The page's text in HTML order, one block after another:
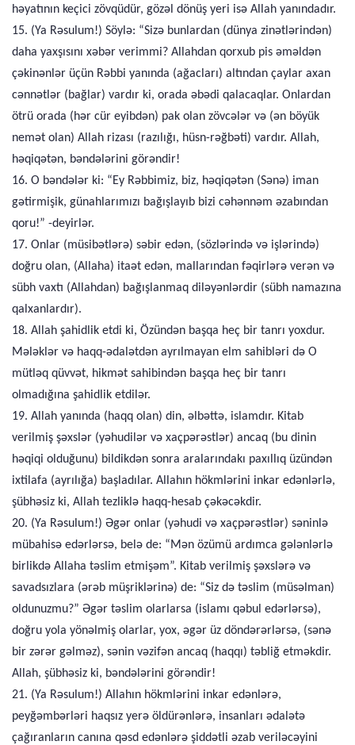
həyatının keçici zövqüdür, gözəl dönüş yeri isə Allah yanındadır.
15. (Ya Rəsulum!) Söylə: “Sizə bunlardan (dünya zinətlərindən)
daha yaxşısını xəbər verimmi? Allahdan qorxub pis əməldən
çəkinənlər üçün Rəbbi yanında (ağacları) altından çaylar axan
cənnətlər (bağlar) vardır ki, orada əbədi qalacaqlar. Onlardan
ötrü orada (hər cür eyibdən) pak olan zövcələr və (ən böyük
nemət olan) Allah rizası (razılığı, hüsn-rəğbəti) vardır. Allah,
həqiqətən, bəndələrini görəndir!
16. O bəndələr ki: “Ey Rəbbimiz, biz, həqiqətən (Sənə) iman
gətirmişik, günahlarımızı bağışlayıb bizi cəhənnəm əzabından
qoru!” -deyirlər.
17. Onlar (müsibətlərə) səbir edən, (sözlərində və işlərində)
doğru olan, (Allaha) itaət edən, mallarından fəqirlərə verən və
sübh vaxtı (Allahdan) bağışlanmaq diləyənlərdir (sübh namazına
qalxanlardır).
18. Allah şahidlik etdi ki, Özündən başqa heç bir tanrı yoxdur.
Mələklər və haqq-ədalətdən ayrılmayan elm sahibləri də O
mütləq qüvvət, hikmət sahibindən başqa heç bir tanrı
olmadığına şahidlik etdilər.
19. Allah yanında (haqq olan) din, əlbəttə, islamdır. Kitab
verilmiş şəxslər (yəhudilər və xaçpərəstlər) ancaq (bu dinin
həqiqi olduğunu) bildikdən sonra aralarındakı paxıllıq üzündən
ixtilafa (ayrılığa) başladılar. Allahın hökmlərini inkar edənlərlə,
şübhəsiz ki, Allah tezliklə haqq-hesab çəkəcəkdir.
20. (Ya Rəsulum!) Əgər onlar (yəhudi və xaçpərəstlər) səninlə
mübahisə edərlərsə, belə de: “Mən özümü ardımca gələnlərlə
birlikdə Allaha təslim etmişəm”. Kitab verilmiş şəxslərə və
savadsızlara (ərəb müşriklərinə) de: “Siz də təslim (müsəlman)
oldunuzmu?” Əgər təslim olarlarsa (islamı qəbul edərlərsə),
doğru yola yönəlmiş olarlar, yox, əgər üz döndərərlərsə, (sənə
bir zərər gəlməz), sənin vəzifən ancaq (haqqı) təbliğ etməkdir.
Allah, şübhəsiz ki, bəndələrini görəndir!
21. (Ya Rəsulum!) Allahın hökmlərini inkar edənlərə,
peyğəmbərləri haqsız yerə öldürənlərə, insanları ədalətə
çağıranların canına qəsd edənlərə şiddətli əzab veriləcəyini